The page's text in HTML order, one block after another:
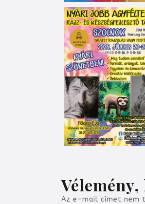
Vélemény,
Az e-mail címet nem